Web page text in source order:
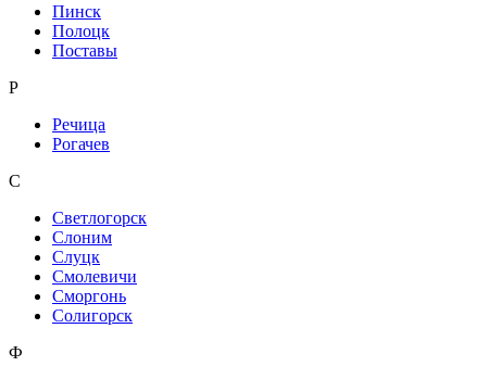
Пинск
Полоцк
Поставы
Р
Речица
Рогачев
С
Светлогорск
Слоним
Слуцк
Смолевичи
Сморгонь
Солигорск
Ф